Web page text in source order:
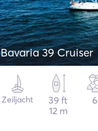
Bavaria 39 Cruiser
Zeiljacht
39 ft
12 m
6